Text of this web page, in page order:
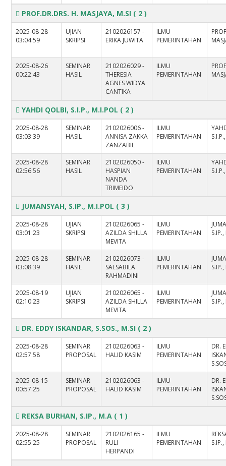
PROF.DR.DRS. H. MASJAYA, M.SI ( 2 )
2025-08-28
03:04:59
UJIAN
SKRIPSI
2102026157 -
ERIKA JUWITA
ILMU
PEMERINTAHAN
2025-08-26
00:22:43
SEMINAR
HASIL
2102026029 -
THERESIA
AGNES WIDYA
CANTIKA
ILMU
PEMERINTAHAN
YAHDI QOLBI, S.I.P., M.I.POL ( 2 )
2025-08-28
03:03:39
SEMINAR
HASIL
2102026006 -
ANNISA ZAKKA
ZANZABIL
ILMU
PEMERINTAHAN
2025-08-28
02:56:56
SEMINAR
HASIL
2102026050 -
HASPIAN
NANDA
TRIMEIDO
ILMU
PEMERINTAHAN
JUMANSYAH, S.IP., M.I.POL ( 3 )
2025-08-28
03:01:23
UJIAN
SKRIPSI
2102026065 -
AZILDA SHILLA
MEVITA
ILMU
PEMERINTAHAN
2025-08-28
03:08:39
SEMINAR
HASIL
2102026073 -
SALSABILA
RAHMADINI
ILMU
PEMERINTAHAN
2025-08-19
02:10:23
UJIAN
SKRIPSI
2102026065 -
AZILDA SHILLA
MEVITA
ILMU
PEMERINTAHAN
DR. EDDY ISKANDAR, S.SOS., M.SI ( 2 )
2025-08-28
02:57:58
SEMINAR
PROPOSAL
2102026063 -
HALID KASIM
ILMU
PEMERINTAHAN
DR.
2025-08-15
00:57:25
SEMINAR
PROPOSAL
2102026063 -
HALID KASIM
ILMU
PEMERINTAHAN
DR.
REKSA BURHAN, S.IP., M.A ( 1 )
2025-08-28
02:55:25
SEMINAR
PROPOSAL
2102026165 -
RULI
HERPANDI
ILMU
PEMERINTAHAN